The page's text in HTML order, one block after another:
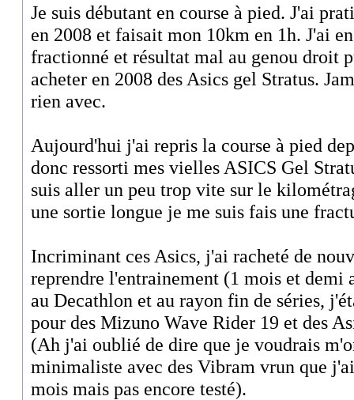
Je suis débutant en course à pied. J'ai
en 2008 et faisait mon 10km en 1h. J'ai
fractionné et résultat mal au genou droit
acheter en 2008 des Asics gel Stratus.
rien avec.
Aujourd'hui j'ai repris la course à pied
donc ressorti mes vielles ASICS Gel
suis aller un peu trop vite sur le
une sortie longue je me suis fais une
Incriminant ces Asics, j'ai racheté de
reprendre l'entrainement (1 mois et demi
au Decathlon et au rayon fin de séries,
pour des Mizuno Wave Rider 19 et des
(Ah j'ai oublié de dire que je voudrais
minimaliste avec des Vibram vrun que
mois mais pas encore testé).